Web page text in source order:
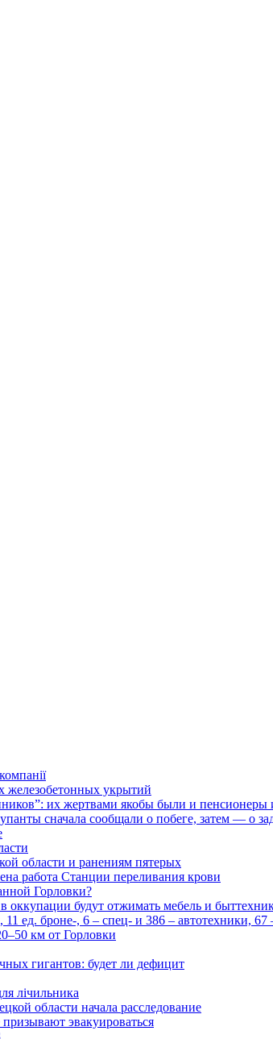
железобетонных укрытий
их жертвами якобы были и пенсионеры
сначала сообщали о побеге, затем — о
области и ранениям пятерых
работа Станции переливания крови
Горловки?
оккупации будут отжимать мебель и
ед. броне-, 6 – спец- и 386 – автотехники,
км от Горловки
гигантов: будет ли дефицит
лічильника
области начала расследование
эвакуироваться